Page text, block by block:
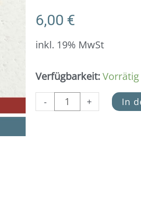
6,00 €
inkl. 19% MwSt
Verfügbarkeit:Vorrätig
-
Schmuckverbinder
weiss
925er
+ In